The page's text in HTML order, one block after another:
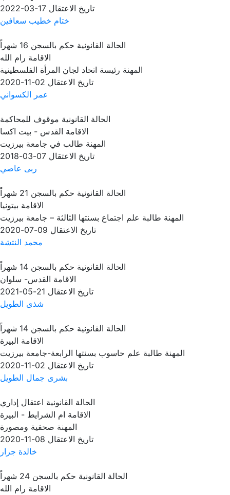
تاريخ الاعتقال 17-03-2022
ختام خطيب سعافين
الحالة القانونية حكم بالسجن 16 شهراً
الاقامة رام الله
المهنة رئيسة اتحاد لجان المرأة الفلسطينية
تاريخ الاعتقال 02-11-2020
عمر الكسواني
الحالة القانونية موقوف للمحاكمة
الاقامة القدس - بيت اكسا
المهنة طالب في جامعة بيرزيت
تاريخ الاعتقال 07-03-2018
ربى عاصي
الحالة القانونية حكم بالسجن 21 شهراً
الاقامة بيتونيا
المهنة طالبة علم اجتماع بسنتها الثالثة – جامعة بيرزيت
تاريخ الاعتقال 09-07-2020
محمد النتشة
الحالة القانونية حكم بالسجن 14 شهراً
الاقامة القدس- سلوان
تاريخ الاعتقال 21-05-2021
شذى الطويل
الحالة القانونية حكم بالسجن 14 شهراً
الاقامة البيرة
المهنة طالبة علم حاسوب بسنتها الرابعة-جامعة بيرزيت
تاريخ الاعتقال 02-11-2020
بشرى جمال الطويل
الحالة القانونية اعتقال إداري
الاقامة ام الشرايط - البيرة
المهنة صحفية ومصورة
تاريخ الاعتقال 08-11-2020
خالدة جرار
الحالة القانونية حكم بالسجن 24 شهراً
الاقامة رام الله